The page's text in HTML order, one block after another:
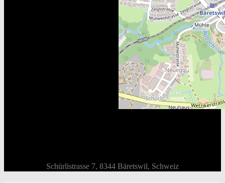
Schürlistrasse 7, 8344 Bäretswil, Schweiz